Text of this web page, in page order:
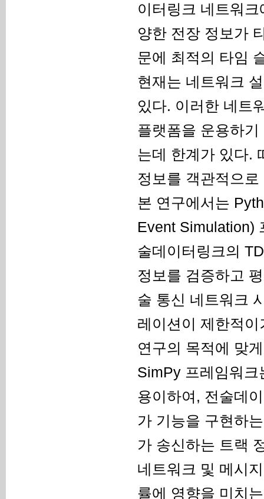
이터링크 네트워
양한 전장 정보가
문에 최적의 타임
현재는 네트워크
있다. 이러한 네트
플랫폼을 운용하
는데 한계가 있다.
정보를 객관적으
본 연구에서는
Event Simulation)
술데이터링크의
정보를 검증하고
술 통신 네트워크
레이션이 제한적
연구의 목적에 맞
SimPy 프레임워
용이하여, 전술데
가 기능을 구현하
가 송신하는 트랙
네트워크 및 메시
률에 영향을 미치